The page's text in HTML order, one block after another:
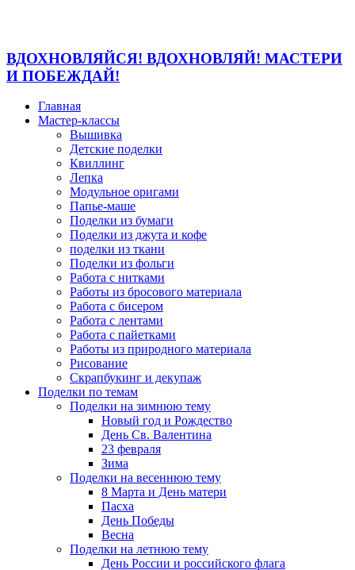
ВДОХНОВЛЯЙСЯ! ВДОХНОВЛЯЙ! МАСТЕРИ
И ПОБЕЖДАЙ!
Главная
Мастер-классы
Вышивка
Детские поделки
Квиллинг
Лепка
Модульное оригами
Папье-маше
Поделки из бумаги
Поделки из джута и кофе
поделки из ткани
Поделки из фольги
Работа с нитками
Работы из бросового материала
Работа с бисером
Работа с лентами
Работа с пайетками
Работы из природного материала
Рисование
Скрапбукинг и декупаж
Поделки по темам
Поделки на зимнюю тему
Новый год и Рождество
День Св. Валентина
23 февраля
Зима
Поделки на весеннюю тему
8 Марта и День матери
Пасха
День Победы
Весна
Поделки на летнюю тему
День России и российского флага